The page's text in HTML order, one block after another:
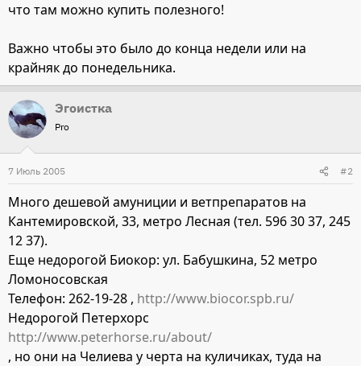
что там можно купить полезного!
Важно чтобы это было до конца недели или на
крайняк до понедельника.
Эгоистка
Pro
7 Июль 2005 #2
Много дешевой амуниции и ветпрепаратов на
Кантемировской, 33, метро Лесная (тел. 596 30 37, 245
12 37).
Еще недорогой Биокор: ул. Бабушкина, 52 метро
Ломоносовская
Телефон: 262-19-28 , http://www.biocor.spb.ru/
Недорогой Петерхорс
http://www.peterhorse.ru/about/
, но они на Челиева у черта на куличиках, туда на